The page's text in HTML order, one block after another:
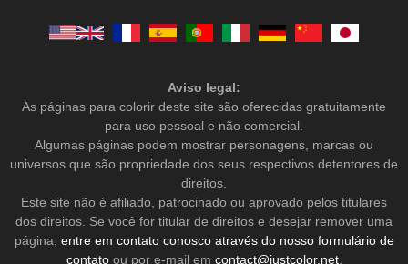
Aviso legal:
As páginas para colorir deste site são oferecidas gratuitamente
para uso pessoal e não comercial.
Algumas páginas podem mostrar personagens, marcas ou
universos que são propriedade dos seus respectivos detentores de
direitos.
Este site não é afiliado, patrocinado ou aprovado pelos titulares
dos direitos. Se você for titular de direitos e desejar remover uma
página, entre em contato conosco através do nosso formulário de
contatoou por e-mail em contact@justcolor.net.